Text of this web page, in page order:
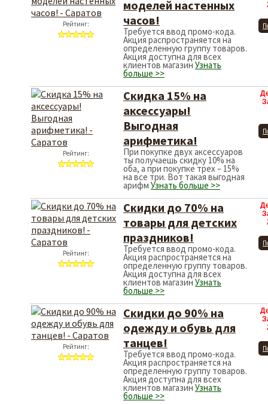
Рейтинг:
моделей настенных
часов!
Требуется ввод промо-кода.
Акция распространяется на
определенную группу товаров.
Акция доступна для всех
клиентов магазин Узнать
больше >>
Рейтинг:
Скидка 15% на
аксессуары!
Выгодная
арифметика!
При покупке двух аксессуаров
ты получаешь скидку 10% на
оба, а при покупке трех – 15%
на все три. Вот такая выгодная
арифм Узнать больше >>
Рейтинг:
Скидки до 70% на
товары для детских
праздников!
Требуется ввод промо-кода.
Акция распространяется на
определенную группу товаров.
Акция доступна для всех
клиентов магазин Узнать
больше >>
Рейтинг:
Скидки до 90% на
одежду и обувь для
танцев!
Требуется ввод промо-кода.
Акция распространяется на
определенную группу товаров.
Акция доступна для всех
клиентов магазин Узнать
больше >>